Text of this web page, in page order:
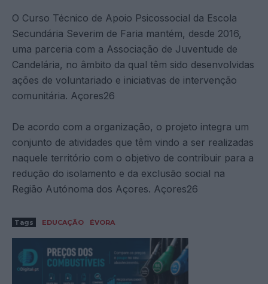
O Curso Técnico de Apoio Psicossocial da Escola
Secundária Severim de Faria mantém, desde 2016,
uma parceria com a Associação de Juventude de
Candelária, no âmbito da qual têm sido desenvolvidas
ações de voluntariado e iniciativas de intervenção
comunitária. Açores26
De acordo com a organização, o projeto integra um
conjunto de atividades que têm vindo a ser realizadas
naquele território com o objetivo de contribuir para a
redução do isolamento e da exclusão social na
Região Autónoma dos Açores. Açores26
Tags EDUCAÇÃO ÉVORA